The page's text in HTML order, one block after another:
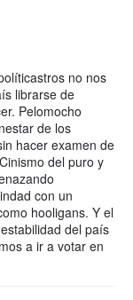
no nos
librarse de
Pelomocho
de los
hacer examen de
del puro y
con un
hooligans. Y el
del país
a ir a votar en